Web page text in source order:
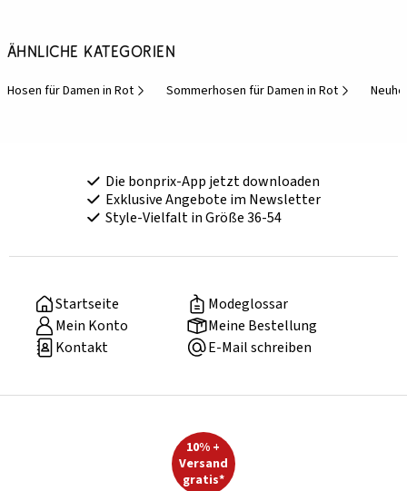
Ähnliche Kategorien
Hosen für Damen in Rot Sommerhosen für Damen in Rot
Die bonprix-App jetzt downloaden
Exklusive Angebote im Newsletter
Style-Vielfalt in Größe 36-54
Startseite
Modeglossar
Mein Konto
Meine Bestellung
Kontakt
E-Mail schreiben
10% +
Versand
gratis*